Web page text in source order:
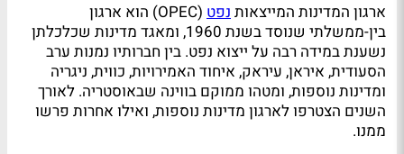
ארגון המדינות המייצאותנפט
(OPEC) הוא ארגון
בין-ממשלתי שנוסד בשנת 1960, ומאגד מדינות שכלכלתן
נשענת במידה רבה על ייצוא נפט. בין חברותיו נמנות ערב
הסעודית, איראן, עיראק, איחוד האמירויות, כווית, ניגריה
ומדינות נוספות, ומטהו ממוקם בווינה שבאוסטריה. לאורך
השנים הצטרפו לארגון מדינות נוספות, ואילו אחרות פרשו
ממנו.